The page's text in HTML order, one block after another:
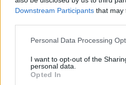
Downstream Participants that may
Please note that this website/app
not limited to your visit or usage
grant or deny consent to Google
use your data for below specified
Personal Data Processing
I want to opt-out of the
personal data.
Opted In
ενδέχεται να
συνάντηση μεταξύ Μάγιαρ
αυτά, ο Πρόεδρος του
Αντόνιο Κόστα, έχει
ενταχθεί επίσημα στην
κλειδώσει η άρση του
τηλεφωνική επικοινωνία
Κόστα επιβεβαίωσε ότι